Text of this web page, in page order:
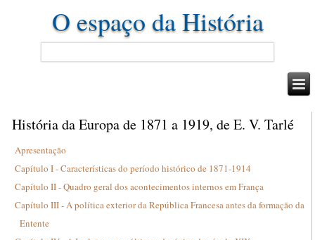
O espaço da História
História da Europa de 1871 a 1919, de E. V. Tarlé
Apresentação
Capítulo I - Características do período histórico de 1871-1914
Capítulo II - Quadro geral dos acontecimentos internos em França
Capítulo III - A política exterior da República Francesa antes da formação da
Entente